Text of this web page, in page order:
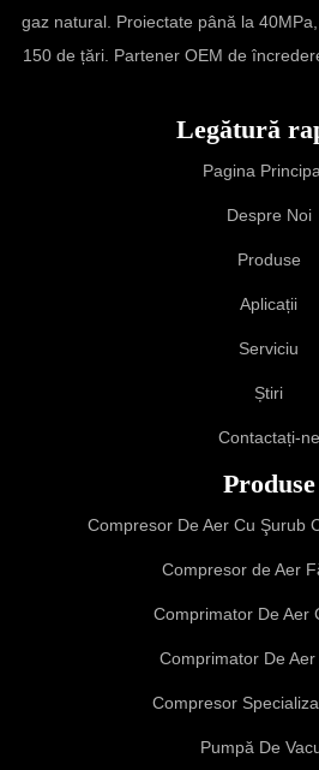
gaz natural. Proiectate până la
150 de țări. Partener OEM de
Legătură
Pagina
Despre Noi
Produse
Aplicații
Serviciu
Știri
Contactați-ne
Produse
Compresor De Aer Cu Şurub
Compresor de Aer
Comprimator De Aer
Comprimator De
Compresor
Pumpă De